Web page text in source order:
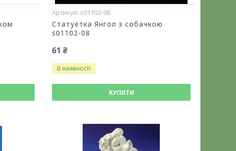
s01102-08
Статуетка Янгол з собачкою
s01102-08
61 ₴
В наявності
КУПИТИ